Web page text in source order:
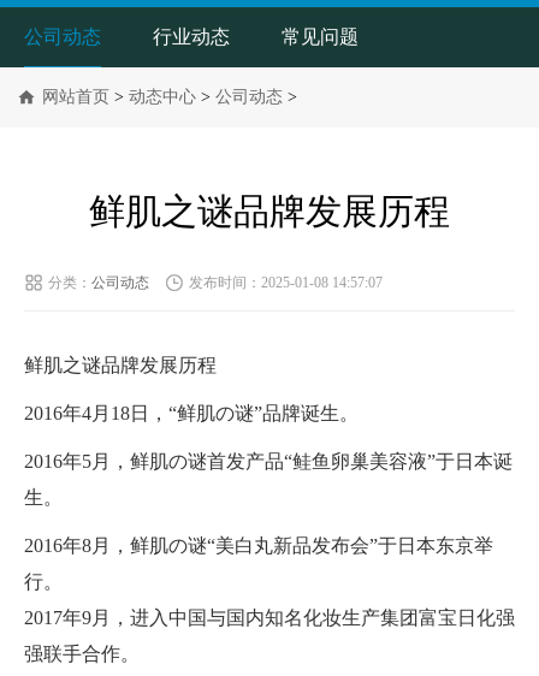
公司动态 行业动态 常见问题
网站首页 > 动态中心 > 公司动态 >
鲜肌之谜品牌发展历程
分类： 公司动态 发布时间：2025-01-08 14:57:07
鲜肌之谜品牌发展历程
2016年4月18日，“鲜肌の谜”品牌诞生。
2016年5月，鲜肌の谜首发产品“鲑鱼卵巢美容液”于日本诞
生。
2016年8月，鲜肌の谜“美白丸新品发布会”于日本东京举
行。
2017年9月，进入中国与国内知名化妆生产集团富宝日化强
强联手合作。